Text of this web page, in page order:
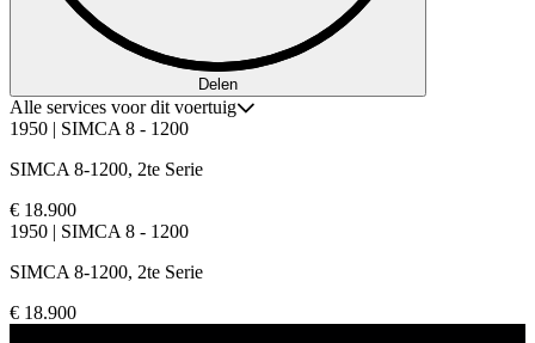
Delen
Alle services voor dit voertuig
1950 | SIMCA 8 - 1200
SIMCA 8-1200, 2te Serie
€ 18.900
1950 | SIMCA 8 - 1200
SIMCA 8-1200, 2te Serie
€ 18.900